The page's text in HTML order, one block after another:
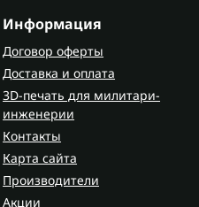
Информация
Договор оферты
Доставка и оплата
3D-печать для милитари-
инженерии
Контакты
Карта сайта
Производители
Акции